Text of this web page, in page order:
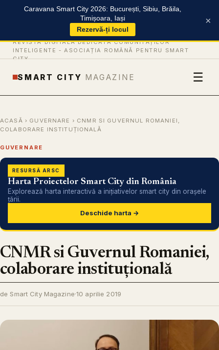
Caravana Smart City 2026: București, Sibiu, Brăila,
Timișoara, Iași
Rezervă-ți locul
×
REVISTĂ DIGITALĂ DEDICATĂ COMUNITĂȚILOR
INTELIGENTE - ASOCIAȚIA ROMÂNĂ PENTRU SMART
CITY
SMART CITY MAGAZINE ☰
ACASĂ › GUVERNARE › CNMR SI GUVERNUL ROMANIEI,
COLABORARE INSTITUȚIONALĂ
GUVERNARE
RESURSĂ ARSC
Harta Proiectelor Smart City din România
Explorează harta interactivă a inițiativelor smart city din orașele
țării.
Deschide harta →
CNMR si Guvernul Romaniei,
colaborare instituțională
de Smart City Magazine·10 aprilie 2019